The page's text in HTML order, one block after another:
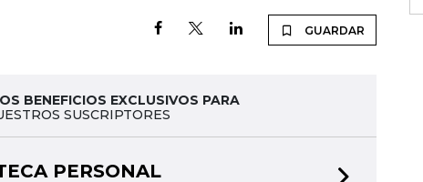
GUARDAR
BENEFICIOS EXCLUSIVOS PARA
SUSCRIPTORES
PERSONAL